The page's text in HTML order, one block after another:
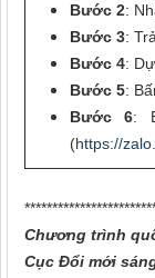
Bước 2:
Bước 3:
Bước 4:
Bước 5:
Bước 6:
(https://
Chương trình
Cục Đổi mới